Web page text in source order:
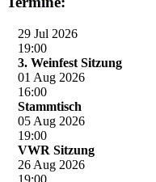
Chronik Spielmannszug
29 Jul 2026
19:00
3. Weinfest Sitzung
01 Aug 2026
16:00
Stammtisch
05 Aug 2026
19:00
VWR Sitzung
26 Aug 2026
19:00